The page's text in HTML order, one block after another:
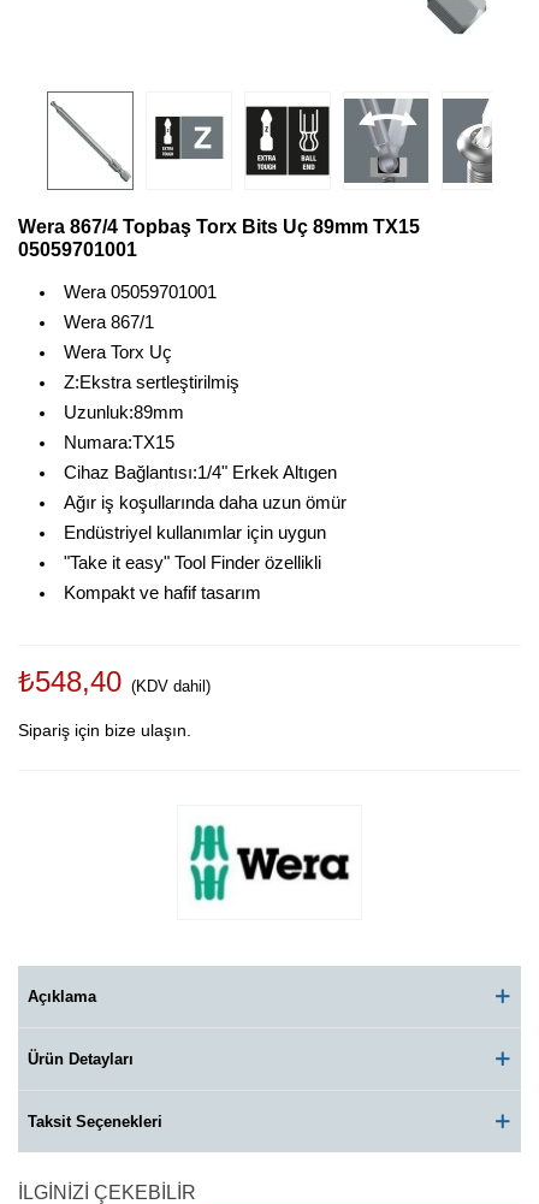
Wera 867/4 Topbaş Torx Bits Uç 89mm TX15
05059701001
Wera 05059701001
Wera 867/1
Wera Torx Uç
Z:Ekstra sertleştirilmiş
Uzunluk:89mm
Numara:TX15
Cihaz Bağlantısı:1/4" Erkek Altıgen
Ağır iş koşullarında daha uzun ömür
Endüstriyel kullanımlar için uygun
"Take it easy" Tool Finder özellikli
Kompakt ve hafif tasarım
₺548,40 (KDV dahil)
Sipariş için bize ulaşın.
Açıklama
Ürün Detayları
Taksit Seçenekleri
İLGINIZI ÇEKEBILIR